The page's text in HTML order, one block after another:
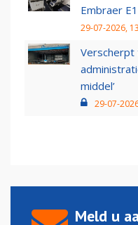
Embraer
29-07-2026,
Verscherpt
middel’
29-07-
Meld u